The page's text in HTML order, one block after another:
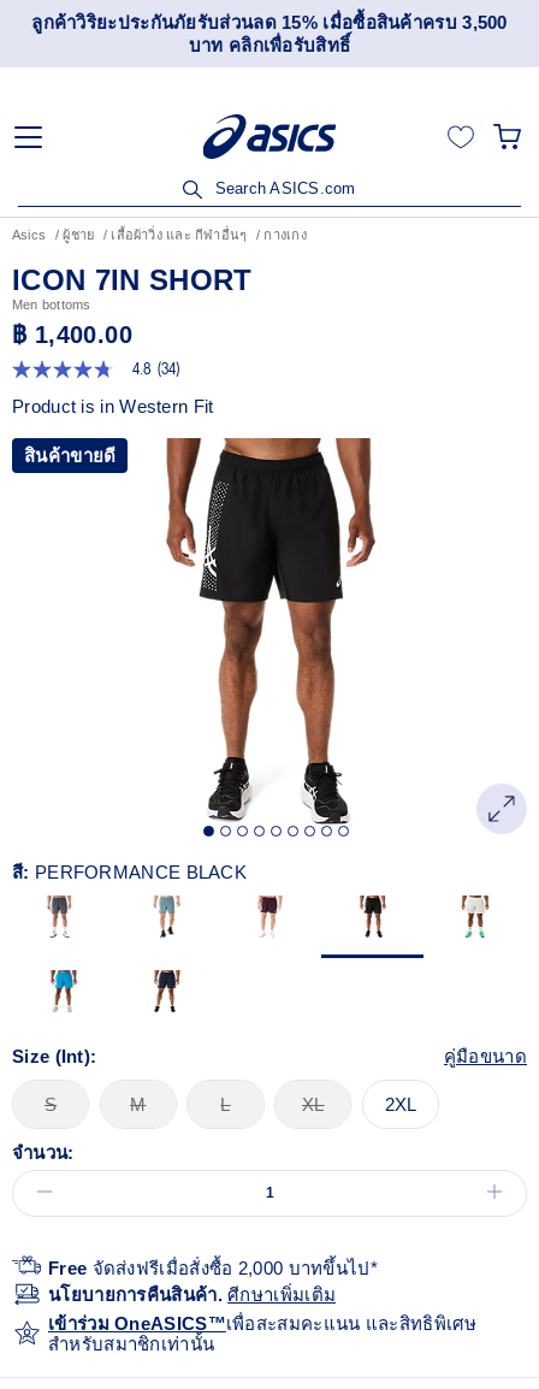
ะประกันภัยรับส่วนลด 15% เมื่อซื้อสินค้าครบ 3,500
บาท คลิกเพื่อรับสิทธิ์
เข้าร่ว
Search ASICS.com
Asics ผู้ชาย เสื้อผ้าวิ่ง และ กีฬาอื่นๆ กางเกง
ICON 7IN SHORT
Men bottoms
฿ 1,400.00
4.8
จาก
5
ดาว
ค่า
คะแนน
4.8 (34)
Product is in Western Fit
สินค้าขายดี
สี: PERFORMANCE BLACK
Size (Int): คู่มือขนาด
S M L XL 2XL
จำนวน:
Free จัดส่งฟรีเมื่อสั่งซื้อ 2,000 บาทขึ้นไป*
นโยบายการคืนสินค้า.ศีกษาเพิ่มเติม
เข้าร่วม OneASICS™เพื่อสะสมคะแนน และสิทธิพิเศษ
สำหรับสมาชิกเท่านั้น